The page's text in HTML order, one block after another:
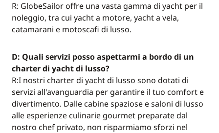
R: GlobeSailor offre una vasta gamma di yacht per il
noleggio, tra cui yacht a motore, yacht a vela,
catamarani e motoscafi di lusso.
D: Quali servizi posso aspettarmi a bordo di un
charter di yacht di lusso?
R:I nostri charter di yacht di lusso sono dotati di
servizi all'avanguardia per garantire il tuo comfort e
divertimento. Dalle cabine spaziose e saloni di lusso
alle esperienze culinarie gourmet preparate dal
nostro chef privato, non risparmiamo sforzi nel